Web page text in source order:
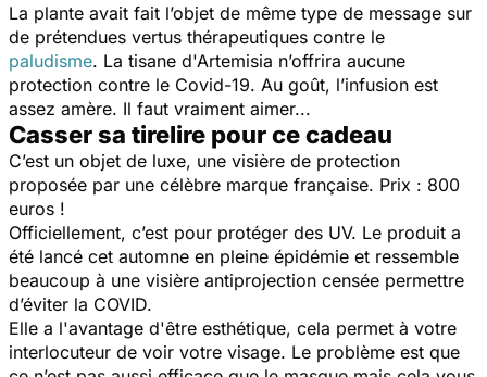
La plante avait fait l’objet de même type de message sur
de prétendues vertus thérapeutiques contre le
paludisme. La tisane d'Artemisia n’offrira aucune
protection contre le Covid-19. Au goût, l’infusion est
assez amère. Il faut vraiment aimer...
Casser sa tirelire pour ce cadeau
C’est un objet de luxe, une visière de protection
proposée par une célèbre marque française. Prix : 800
euros !
Officiellement, c’est pour protéger des UV. Le produit a
été lancé cet automne en pleine épidémie et ressemble
beaucoup à une visière antiprojection censée permettre
d’éviter la COVID.
Elle a l'avantage d'être esthétique, cela permet à votre
interlocuteur de voir votre visage. Le problème est que